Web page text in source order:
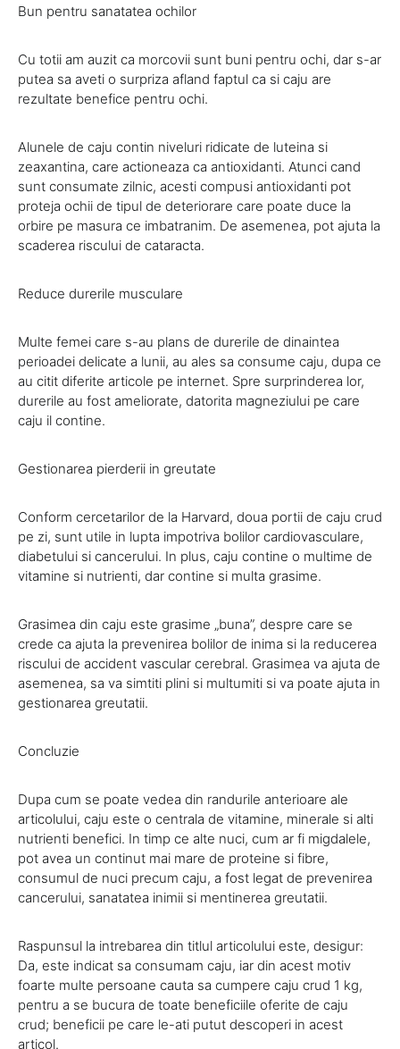
Bun pentru sanatatea ochilor
Cu totii am auzit ca morcovii sunt buni pentru ochi, dar s-ar
putea sa aveti o surpriza afland faptul ca si caju are
rezultate benefice pentru ochi.
Alunele de caju contin niveluri ridicate de luteina si
zeaxantina, care actioneaza ca antioxidanti. Atunci cand
sunt consumate zilnic, acesti compusi antioxidanti pot
proteja ochii de tipul de deteriorare care poate duce la
orbire pe masura ce imbatranim. De asemenea, pot ajuta la
scaderea riscului de cataracta.
Reduce durerile musculare
Multe femei care s-au plans de durerile de dinaintea
perioadei delicate a lunii, au ales sa consume caju, dupa ce
au citit diferite articole pe internet. Spre surprinderea lor,
durerile au fost ameliorate, datorita magneziului pe care
caju il contine.
Gestionarea pierderii in greutate
Conform cercetarilor de la Harvard, doua portii de caju crud
pe zi, sunt utile in lupta impotriva bolilor cardiovasculare,
diabetului si cancerului. In plus, caju contine o multime de
vitamine si nutrienti, dar contine si multa grasime.
Grasimea din caju este grasime „buna”, despre care se
crede ca ajuta la prevenirea bolilor de inima si la reducerea
riscului de accident vascular cerebral. Grasimea va ajuta de
asemenea, sa va simtiti plini si multumiti si va poate ajuta in
gestionarea greutatii.
Concluzie
Dupa cum se poate vedea din randurile anterioare ale
articolului, caju este o centrala de vitamine, minerale si alti
nutrienti benefici. In timp ce alte nuci, cum ar fi migdalele,
pot avea un continut mai mare de proteine ​​si fibre,
consumul de nuci precum caju, a fost legat de prevenirea
cancerului, sanatatea inimii si mentinerea greutatii.
Raspunsul la intrebarea din titlul articolului este, desigur:
Da, este indicat sa consumam caju, iar din acest motiv
foarte multe persoane cauta sa cumpere caju crud 1 kg,
pentru a se bucura de toate beneficiile oferite de caju
crud; beneficii pe care le-ati putut descoperi in acest
articol.